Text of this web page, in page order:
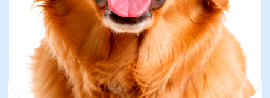
Приём
кардиолога
Опытные ветеринарные
врачи-кардиологи
Контроль
лечения
Мониторинг состояния
и корректировка
терапии
Забота и
внимание
Индивидуальный подход
к каждому питомцу